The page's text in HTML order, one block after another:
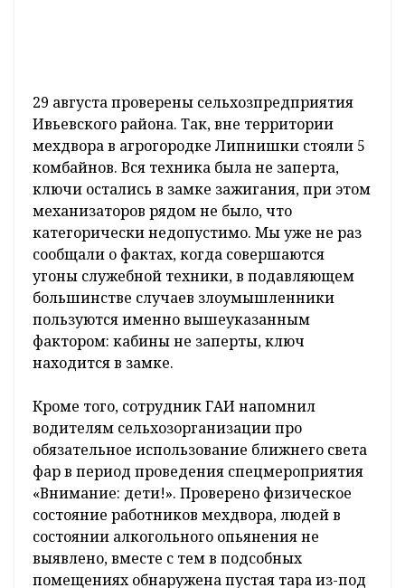
29 августа проверены сельхозпредприятия
Ивьевского района. Так, вне территории
мехдвора в агрогородке Липнишки стояли 5
комбайнов. Вся техника была не заперта,
ключи остались в замке зажигания, при этом
механизаторов рядом не было, что
категорически недопустимо. Мы уже не раз
сообщали о фактах, когда совершаются
угоны служебной техники, в подавляющем
большинстве случаев злоумышленники
пользуются именно вышеуказанным
фактором: кабины не заперты, ключ
находится в замке.
Кроме того, сотрудник ГАИ напомнил
водителям сельхозорганизации про
обязательное использование ближнего света
фар в период проведения спецмероприятия
«Внимание: дети!». Проверено физическое
состояние работников мехдвора, людей в
состоянии алкогольного опьянения не
выявлено, вместе с тем в подсобных
помещениях обнаружена пустая тара из-под